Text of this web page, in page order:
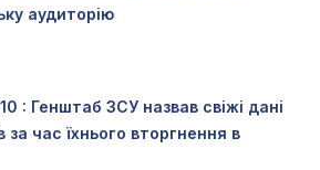
аудиторію
: Генштаб ЗСУ назвав свіжі дані
за час їхнього вторгнення в